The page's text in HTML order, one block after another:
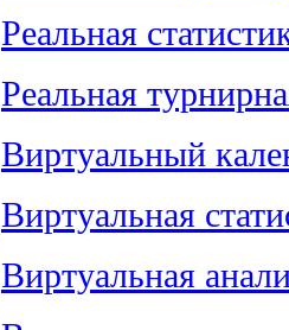
Реальная
Реальная
Виртуальный
Виртуальная
Виртуальная